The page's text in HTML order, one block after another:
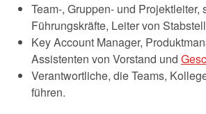
Team-, Gruppen- und Projektleiter,
Führungskräfte, Leiter von
Key Account Manager,
Assistenten von Vorstand und
Verantwortliche, die Teams,
führen.